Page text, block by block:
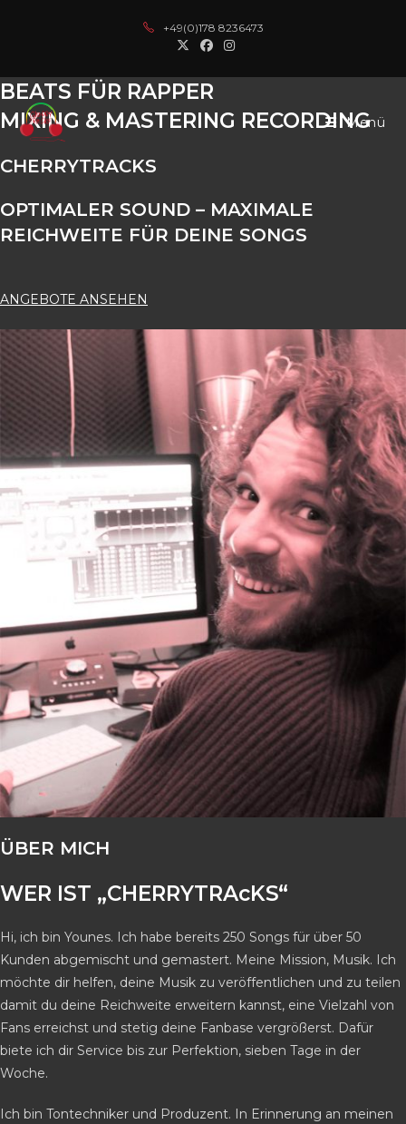
+49(0)178 8236473
Menü
BEATS FÜR RAPPER
MIXING & MASTERING RECORDING​
CHERRYTRACKS
OPTIMALER SOUND – MAXIMALE
REICHWEITE FÜR DEINE SONGS
ANGEBOTE ANSEHEN
ÜBER MICH
WER IST „CHERRYTRAcKS“
Hi, ich bin Younes. Ich habe bereits 250 Songs für über 50
Kunden abgemischt und gemastert. Meine Mission, Musik. Ich
möchte dir helfen, deine Musik zu veröffentlichen und zu teilen
damit du deine Reichweite erweitern kannst, eine Vielzahl von
Fans erreichst und stetig deine Fanbase vergrößerst. Dafür
biete ich dir Service bis zur Perfektion, sieben Tage in der
Woche.
Ich bin Tontechniker und Produzent. In Erinnerung an meinen